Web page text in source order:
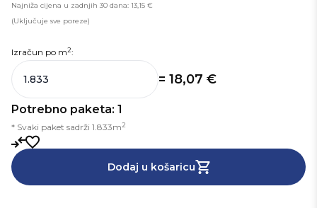
Najniža cijena u zadnjih 30 dana: 13,15 €
(Uključuje sve poreze)
Izračun po m2:
= 18,07 €
Potrebno paketa: 1
* Svaki paket sadrži 1.833m2
Dodaj u košaricu